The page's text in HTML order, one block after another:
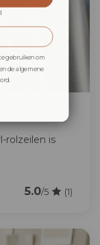
rolzeilen is
5.0/5 (1)
gebruiken om
de algemene